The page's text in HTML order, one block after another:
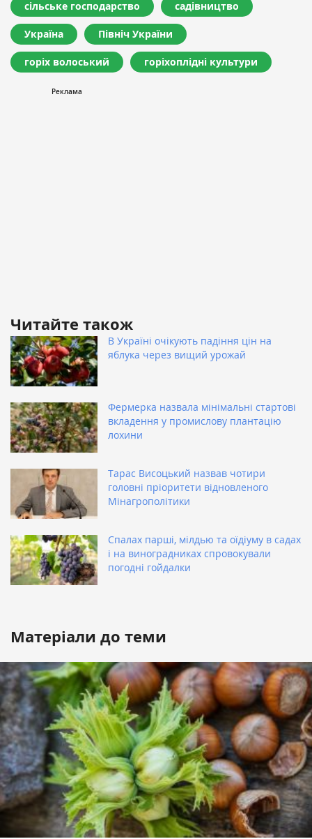
сільське господарство садівництво
Україна Північ України
горіх волоський горіхоплідні культури
Читайте також
В Україні очікують падіння цін на
яблука через вищий урожай
Фермерка назвала мінімальні стартові
вкладення у промислову плантацію
лохини
Тарас Висоцький назвав чотири
головні пріоритети відновленого
Мінагрополітики
Спалах парші, мілдью та оїдіуму в садах
і на виноградниках спровокували
погодні гойдалки
Матеріали до теми